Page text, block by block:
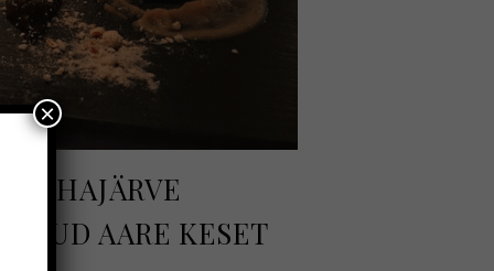
PÜHAJÄRVE
AARE KESET
×